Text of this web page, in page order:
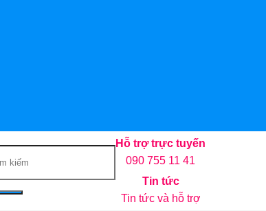
Hỗ trợ trực tuyến
090 755 11 41
Tin tức
Tin tức và hỗ trợ